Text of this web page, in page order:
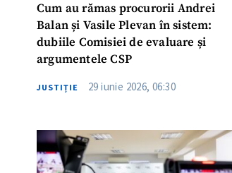
Cum au rămas procurorii Andrei
Balan și Vasile Plevan în sistem:
dubiile Comisiei de evaluare și
argumentele CSP
JUSTIȚIE 29 iunie 2026, 06:30